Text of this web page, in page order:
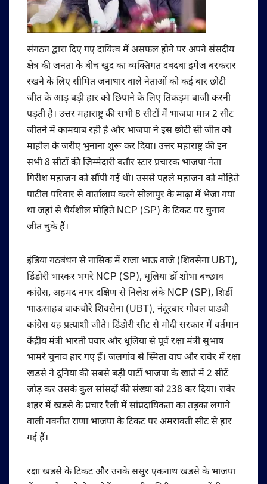
संगठन द्वारा दिए गए दायित्व में असफल होने पर अपने संसदीय
क्षेत्र की जनता के बीच खुद का व्यक्तिगत दबदबा इमेज बरकरार
रखने के लिए सीमित जनाधार वाले नेताओं को कई बार छोटी
जीत के आड़ बड़ी हार को छिपाने के लिए तिकड़म बाजी करनी
पड़ती है। उत्तर महाराष्ट्र की सभी 8 सीटों में भाजपा मात्र 2 सीट
जीतने में कामयाब रही है और भाजपा ने इस छोटी सी जीत को
माहौल के जरीए भुनाना शुरू कर दिया। उत्तर महाराष्ट्र की इन
सभी 8 सीटों की ज़िम्मेदारी बतौर स्टार प्रचारक भाजपा नेता
गिरीश महाजन को सौंपी गई थी। उससे पहले महाजन को मोहिते
पाटील परिवार से वार्तालाप करने सोलापुर के माढ़ा में भेजा गया
था जहां से धैर्यशील मोहिते NCP (SP) के टिकट पर चुनाव
जीत चुके हैं।
इंडिया गठबंधन से नासिक में राजा भाऊ वाजे (शिवसेना UBT),
डिंडोरी भास्कर भगरे NCP (SP), धूलिया डॉ शोभा बच्छाव
कांग्रेस, अहमद नगर दक्षिण से निलेश लंके NCP (SP), शिर्डी
भाऊसाहब वाकचौरे शिवसेना (UBT), नंदूरबार गोवल पाडवी
कांग्रेस यह प्रत्याशी जीते। डिंडोरी सीट से मोदी सरकार में वर्तमान
केंद्रीय मंत्री भारती पवार और धूलिया से पूर्व रक्षा मंत्री सुभाष
भामरे चुनाव हार गए हैं। जलगांव से स्मिता वाघ और रावेर में रक्षा
खडसे ने दुनिया की सबसे बड़ी पार्टी भाजपा के खाते में 2 सीटें
जोड़ कर उसके कुल सांसदों की संख्या को 238 कर दिया। रावेर
शहर में खडसे के प्रचार रैली में सांप्रदायिकता का तड़का लगाने
वाली नवनीत राणा भाजपा के टिकट पर अमरावती सीट से हार
गई हैं।
रक्षा खडसे के टिकट और उनके ससुर एकनाथ खडसे के भाजपा